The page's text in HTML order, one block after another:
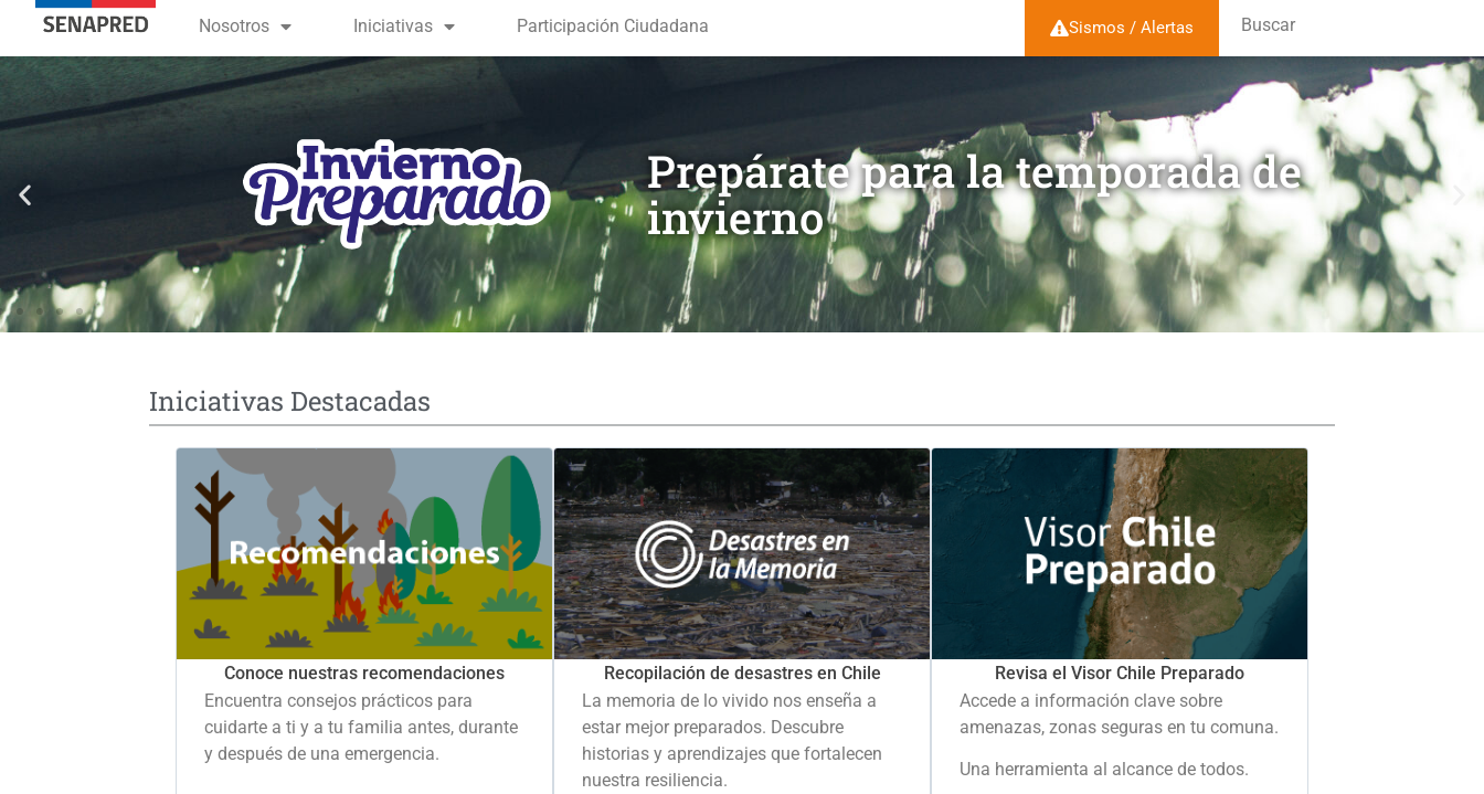
contenido
Nosotros Iniciativas Participación Ciudadana Sismos / Alertas Buscar
Prepárate para la temporada de
invierno
Iniciativas Destacadas
Conoce nuestras recomendaciones
Encuentra consejos prácticos para
cuidarte a ti y a tu familia antes, durante
y después de una emergencia.
Recopilación de desastres en Chile
La memoria de lo vivido nos enseña a
estar mejor preparados. Descubre
historias y aprendizajes que fortalecen
nuestra resiliencia.
Revisa el Visor Chile Preparado
Accede a información clave sobre
amenazas, zonas seguras en tu comuna.
Una herramienta al alcance de todos.